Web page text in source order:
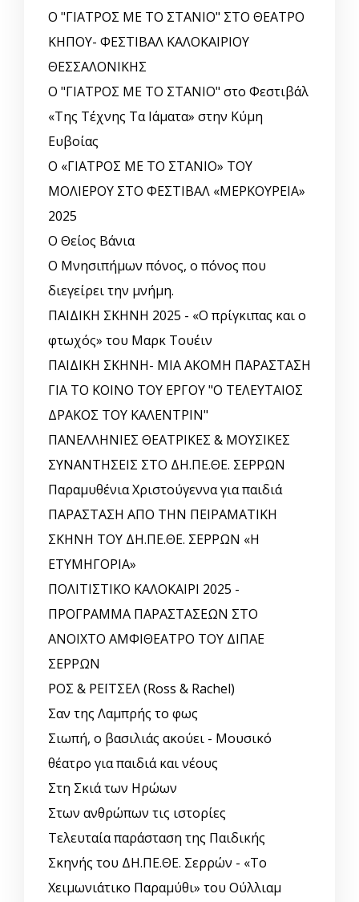
Ο "ΓΙΑΤΡΟΣ ΜΕ ΤΟ ΣΤΑΝΙΟ" ΣΤΟ ΘΕΑΤΡΟ
ΚΗΠΟΥ- ΦΕΣΤΙΒΑΛ ΚΑΛΟΚΑΙΡΙΟΥ
ΘΕΣΣΑΛΟΝΙΚΗΣ
Ο "ΓΙΑΤΡΟΣ ΜΕ ΤΟ ΣΤΑΝΙΟ" στο Φεστιβάλ
«Της Τέχνης Τα Ιάματα» στην Κύμη
Ευβοίας
Ο «ΓΙΑΤΡΟΣ ΜΕ ΤΟ ΣΤΑΝΙΟ» ΤΟΥ
ΜΟΛΙΕΡΟΥ ΣΤΟ ΦΕΣΤΙΒΑΛ «ΜΕΡΚΟΥΡΕΙΑ»
2025
Ο Θείος Βάνια
Ο Μνησιπήμων πόνος, ο πόνος που
διεγείρει την μνήμη.
ΠΑΙΔΙΚΗ ΣΚΗΝΗ 2025 - «Ο πρίγκιπας και ο
φτωχός» του Μαρκ Τουέιν
ΠΑΙΔΙΚΗ ΣΚΗΝΗ- ΜΙΑ ΑΚΟΜΗ ΠΑΡΑΣΤΑΣΗ
ΓΙΑ ΤΟ ΚΟΙΝΟ ΤΟΥ ΕΡΓΟΥ "Ο ΤΕΛΕΥΤΑΙΟΣ
ΔΡΑΚΟΣ ΤΟΥ ΚΑΛΕΝΤΡΙΝ"
ΠΑΝΕΛΛΗΝΙΕΣ ΘΕΑΤΡΙΚΕΣ & ΜΟΥΣΙΚΕΣ
ΣΥΝΑΝΤΗΣΕΙΣ ΣΤΟ ΔΗ.ΠΕ.ΘΕ. ΣΕΡΡΩΝ
Παραμυθένια Χριστούγεννα για παιδιά
ΠΑΡΑΣΤΑΣΗ ΑΠΟ ΤΗΝ ΠΕΙΡΑΜΑΤΙΚΗ
ΣΚΗΝΗ ΤΟΥ ΔΗ.ΠΕ.ΘΕ. ΣΕΡΡΩΝ «Η
ΕΤΥΜΗΓΟΡΙΑ»
ΠΟΛΙΤΙΣΤΙΚΟ ΚΑΛΟΚΑΙΡΙ 2025 -
ΠΡΟΓΡΑΜΜΑ ΠΑΡΑΣΤΑΣΕΩΝ ΣΤΟ
ΑΝΟΙΧΤΟ ΑΜΦΙΘΕΑΤΡΟ ΤΟΥ ΔΙΠΑΕ
ΣΕΡΡΩΝ
ΡΟΣ & ΡΕΪΤΣΕΛ (Ross & Rachel)
Σαν της Λαμπρής το φως
Σιωπή, ο βασιλιάς ακούει - Μουσικό
θέατρο για παιδιά και νέους
Στη Σκιά των Ηρώων
Στων ανθρώπων τις ιστορίες
Τελευταία παράσταση της Παιδικής
Σκηνής του ΔΗ.ΠΕ.ΘΕ. Σερρών - «Το
Χειμωνιάτικο Παραμύθι» του Ούλλιαμ